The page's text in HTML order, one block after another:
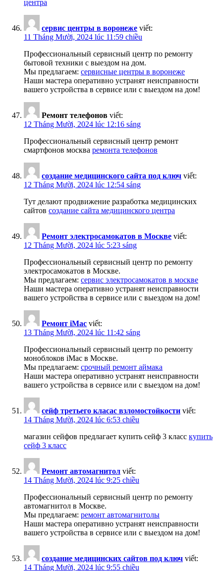
центра
сервис центры в воронеже viết:
11 Tháng Mười, 2024 lúc 11:59 chiều
Профессиональный сервисный центр по ремонту
бытовой техники с выездом на дом.
Мы предлагаем: сервисные центры в воронеже
Наши мастера оперативно устранят неисправности
вашего устройства в сервисе или с выездом на дом!
Ремонт телефонов viết:
12 Tháng Mười, 2024 lúc 12:16 sáng
Профессиональный сервисный центр ремонт
смартфонов москва ремонта телефонов
создание медицинского сайта под ключ viết:
12 Tháng Mười, 2024 lúc 12:54 sáng
Тут делают продвижение разработка медицинских
сайтов создание сайта медицинского центра
Ремонт электросамокатов в Москве viết:
12 Tháng Mười, 2024 lúc 5:23 sáng
Профессиональный сервисный центр по ремонту
электросамокатов в Москве.
Мы предлагаем: сервис электросамокатов в москве
Наши мастера оперативно устранят неисправности
вашего устройства в сервисе или с выездом на дом!
Ремонт iMac viết:
13 Tháng Mười, 2024 lúc 11:42 sáng
Профессиональный сервисный центр по ремонту
моноблоков iMac в Москве.
Мы предлагаем: срочный ремонт аймака
Наши мастера оперативно устранят неисправности
вашего устройства в сервисе или с выездом на дом!
сейф третьего класас взломостойкости viết:
14 Tháng Mười, 2024 lúc 6:53 chiều
магазин сейфов предлагает купить сейф 3 класс купить
сейф 3 класс
Ремонт автомагнитол viết:
14 Tháng Mười, 2024 lúc 9:25 chiều
Профессиональный сервисный центр по ремонту
автомагнитол в Москве.
Мы предлагаем: ремонт автомагнитолы
Наши мастера оперативно устранят неисправности
вашего устройства в сервисе или с выездом на дом!
создание медицинских сайтов под ключ viết:
14 Tháng Mười, 2024 lúc 9:55 chiều